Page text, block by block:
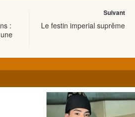
:
Suivant
Le festin imperial suprême